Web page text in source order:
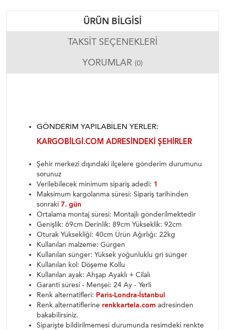
ÜRÜN BILGISI
TAKSIT SEÇENEKLERI
YORUMLAR (0)
GÖNDERIM YAPILABILEN YERLER:
KARGOBILGI.COM ADRESINDEKI ŞEHIRLER
Şehir merkezi dışındaki ilçelere gönderim durumunu
sorunuz
Verilebilecek minimum sipariş adedi: 1
Maksimum kargolanma süresi: Sipariş tarihinden
sonraki 7. gün
Ortalama montaj süresi: Montajlı gönderilmektedir
Genişlik: 69cm Derinlik: 89cm Yükseklik: 92cm
Oturak Yüksekliği: 40cm Ürün Ağırlığı: 22kg
Kullanılan malzeme: Gürgen
Kullanılan sünger: Yüksek yoğunluklu gri sünger
Kullanılan kol: Döşeme Kollu
Kullanılan ayak: Ahşap Ayaklı + Cilalı
Garanti süresi - Menşei: 24 Ay - Yerli
Renk alternatifleri: Paris-Londra-İstanbul
Renk alternatiflerine renkkartela.com adresinden
bakabilirsiniz.
Siparişte bildirilmemesi durumunda resimdeki renkte